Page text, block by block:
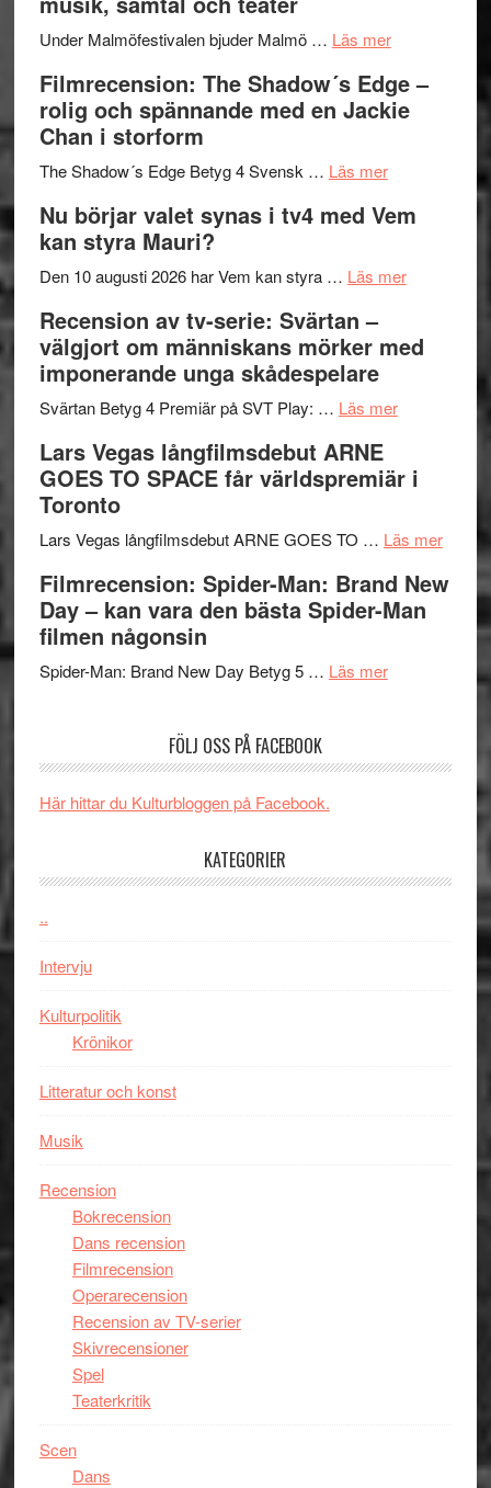
på
Roland
Pöntinen
Scensommar
Artipelag
Under Malmöfestivalen bjuder Malmö … Läs merom
bjuder
in
samtal
teater
Filmrecension: The Shadow´s Edge –
rolig och spännande med en Jackie
Chan i storform
The Shadow´s Edge Betyg 4 Svensk … Läs merom
Filmrecension:
The
´s
rolig
spännande
Jackie
i
Nu börjar valet synas i tv4 med Vem
kan styra Mauri?
Den 10 augusti 2026 har Vem kan styra … Läs merom
valet
Vem
styra
Recension av tv-serie: Svärtan –
välgjort om människans mörker med
imponerande unga skådespelare
Svärtan Betyg 4 Premiär på SVT Play: … Läs merom
tv-
Svärtan
välgjort
om
Lars Vegas långfilmsdebut ARNE
GOES TO SPACE får världspremiär i
Toronto
Lars Vegas långfilmsdebut ARNE GOES TO … Läs merom
Vegas
GOES
Filmrecension: Spider-Man: Brand New
Day – kan vara den bästa Spider-Man
filmen någonsin
Spider-Man: Brand New Day Betyg 5 … Läs merom
Brand
kan
FÖLJ OSS PÅ FACEBOOK
Här hittar du Kulturbloggen på Facebook.
KATEGORIER
..
Intervju
Kulturpolitik
Krönikor
Litteratur och konst
Musik
Recension
Bokrecension
Dans recension
Filmrecension
Operarecension
Recension av TV-serier
Skivrecensioner
Spel
Teaterkritik
Scen
Dans